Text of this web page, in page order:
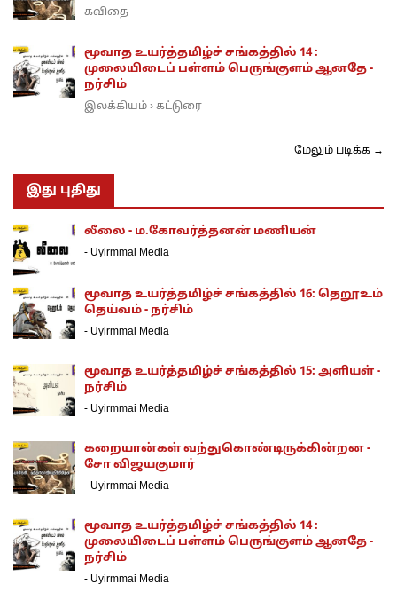
கவிதை
மூவாத உயர்த்தமிழ்ச் சங்கத்தில் 14 :
முலையிடைப் பள்ளம் பெருங்குளம் ஆனதே -
நர்சிம்
இலக்கியம் › கட்டுரை
மேலும் படிக்க →
இது புதிது
லீலை - ம.கோவர்த்தனன் மணியன்
- Uyirmmai Media
மூவாத உயர்த்தமிழ்ச் சங்கத்தில் 16: தெறூஉம்
தெய்வம் - நர்சிம்
- Uyirmmai Media
மூவாத உயர்த்தமிழ்ச் சங்கத்தில் 15: அளியள் -
நர்சிம்
- Uyirmmai Media
கறையான்கள் வந்துகொண்டிருக்கின்றன -
சோ விஜயகுமார்
- Uyirmmai Media
மூவாத உயர்த்தமிழ்ச் சங்கத்தில் 14 :
முலையிடைப் பள்ளம் பெருங்குளம் ஆனதே -
நர்சிம்
- Uyirmmai Media